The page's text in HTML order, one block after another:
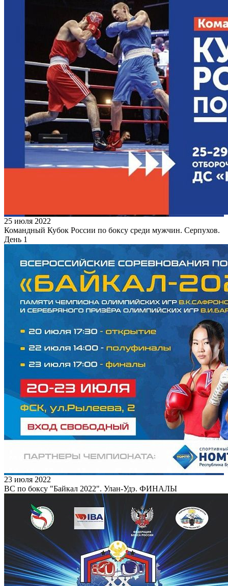
25 июля 2022
Командный Кубок России по боксу среди мужчин. Серпухов.
День 1
23 июля 2022
ВС по боксу "Байкал 2022". Улан-Удэ. ФИНАЛЫ